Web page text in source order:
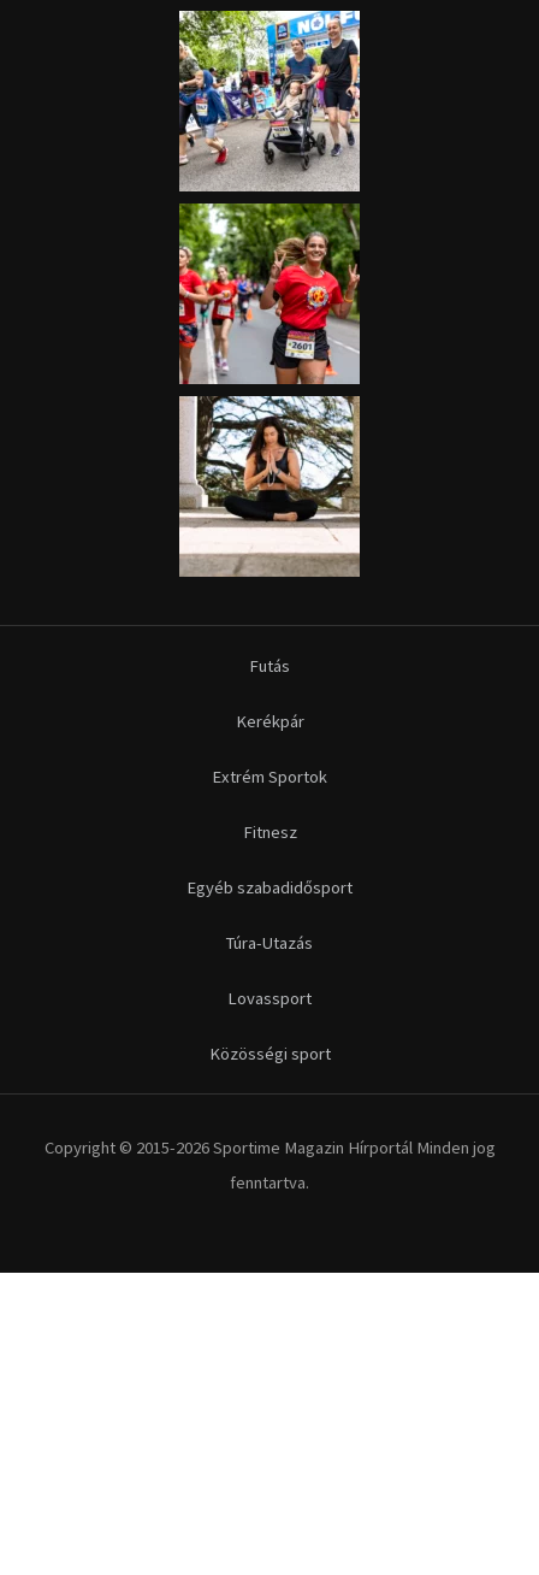
Futás
Kerékpár
Extrém Sportok
Fitnesz
Egyéb szabadidősport
Túra-Utazás
Lovassport
Közösségi sport
Copyright © 2015-2026 Sportime Magazin Hírportál Minden jog
fenntartva.